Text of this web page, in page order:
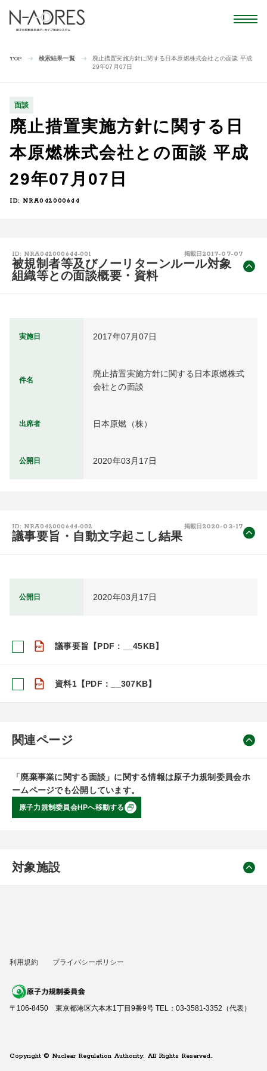
TOP 検索結果一覧
廃止措置実施方針に関する日本原燃株式会社との面談 平成
29年07月07日
面談
廃止措置実施方針に関する日
本原燃株式会社との面談 平成
29年07月07日
ID: NRA042000644
ID: NRA042000644-001 掲載日 2017-07-07
被規制者等及びノーリターンルール対象
組織等との面談概要・資料
実施日 2017年07月07日
件名
廃止措置実施方針に関する日本原燃株式
会社との面談
出席者 日本原燃（株）
公開日 2020年03月17日
ID: NRA042000644-002 掲載日 2020-03-17
議事要旨・自動文字起こし結果
公開日 2020年03月17日
議事要旨【PDF：__45KB】
資料1【PDF：__307KB】
関連ページ
「廃棄事業に関する面談」に関する情報は原子力規制委員会ホ
ームページでも公開しています。
原子力規制委員会HPへ移動する
対象施設
利用規約 プライバシーポリシー
〒106-8450 東京都港区六本木1丁目9番9号 TEL：03-3581-3352（代表）
Copyright © Nuclear Regulation Authority. All Rights Reserved.